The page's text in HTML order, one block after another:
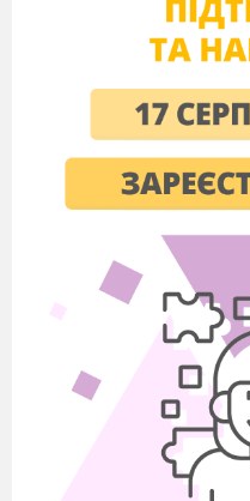
Насипте у
пероксидом
пробірку пробкою
кінець якої
перевернуту до
Яку функцію
напишіть рівняння
Доведення
Візьміть
діждіться поки
Внесіть вуглинку
спостерігаєте?
Добування